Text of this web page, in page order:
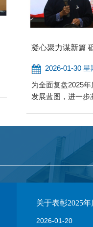
凝心聚力谋新篇
2026-01-30 星
为全面复盘2025
发展蓝图，进一步
员工党建工作中
一堂，以“经验共
支部党建特色经
关键议题展开深度
2026-01-20